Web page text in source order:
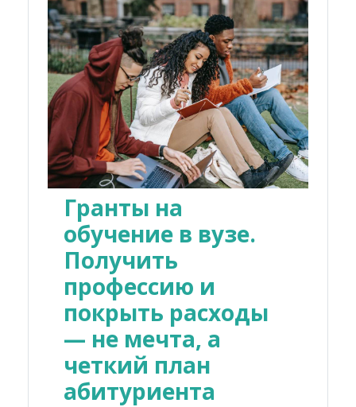
Гранты на
обучение в вузе.
Получить
профессию и
покрыть расходы
— не мечта, а
четкий план
абитуриента